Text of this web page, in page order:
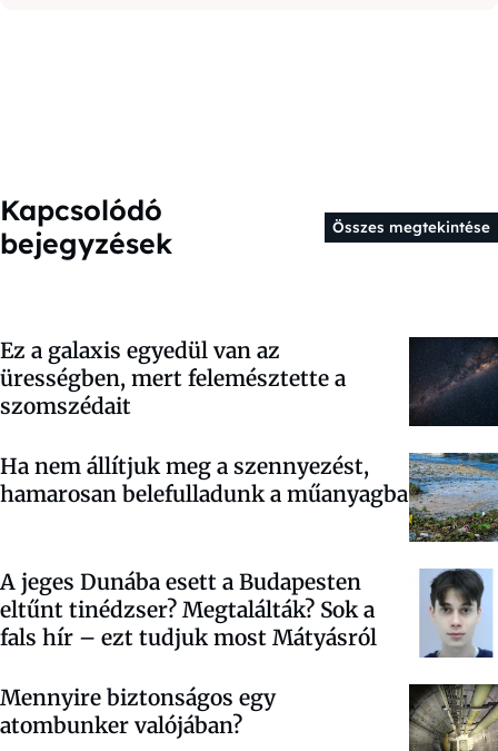
Kapcsolódó
bejegyzések
Összes megtekintése
Ez a galaxis egyedül van az
ürességben, mert felemésztette a
szomszédait
Ha nem állítjuk meg a szennyezést,
hamarosan belefulladunk a műanyagba
A jeges Dunába esett a Budapesten
eltűnt tinédzser? Megtalálták? Sok a
fals hír – ezt tudjuk most Mátyásról
Mennyire biztonságos egy
atombunker valójában?